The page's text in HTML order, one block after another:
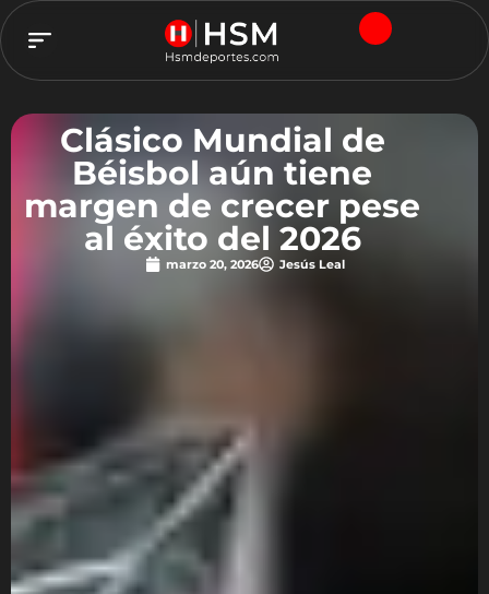
Clásico Mundial de
Béisbol aún tiene
margen de crecer pese
al éxito del 2026
marzo 20, 2026 Jesús Leal